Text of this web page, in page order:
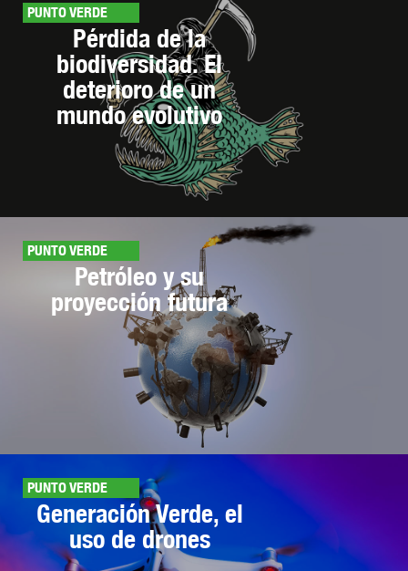
PUNTO VERDE
Pérdida de la
biodiversidad. El
deterioro de un
mundo evolutivo
PUNTO VERDE
Petróleo y su
proyección futura
PUNTO VERDE
Generación Verde, el
uso de drones